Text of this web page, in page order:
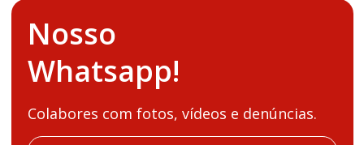
Nosso
Whatsapp!
Colabores com fotos, vídeos e denúncias.